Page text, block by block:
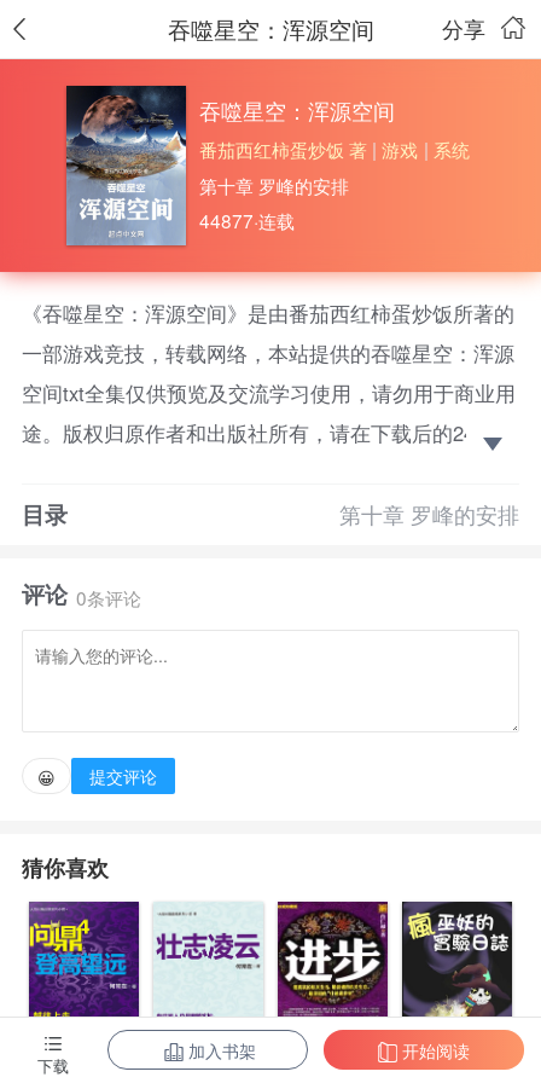
分享
吞噬星空：浑源空间
吞噬星空：浑源空间
番茄西红柿蛋炒饭 著 |游戏 | 系统
第十章 罗峰的安排
44877·连载
《吞噬星空：浑源空间》是由番茄西红柿蛋炒饭所著的
一部游戏竞技，转载网络，本站提供的吞噬星空：浑源
空间txt全集仅供预览及交流学习使用，请勿用于商业用
途。版权归原作者和出版社所有，请在下载后的24小时
传，罗峰来到了无限浑源空间的故事。暗冥界与无限浑
飘向寂灭之天，最终消散毁灭，而也只有领主级浑源生
命，才能够抵挡‘寂灭之天’的灭绝之力。
部名为浑源天渊（也称为太初之地），外表看着其实是
一根巨大无边的柱子，上面雕刻着深奥无比的‘空间禁
柱’支撑的关键所在。
然而，覆灭是世界的终点，轮回是世界的本质，有始
有终，终而又始，为轮回，世界的轮回之外，为极！
目录 第十章 罗峰的安排
评论 0条评论
😀 提交评论
猜你喜欢
问鼎4：登高望 问鼎6：壮志凌 进步.
疯巫妖的实验
下载
加入书架 开始阅读